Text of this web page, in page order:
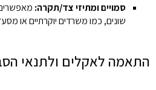
סמויים ומתיזי צד/תקרה:
שונים, כמו משרדים יוקרתיים או
התאמה לאקלים ולתנאי